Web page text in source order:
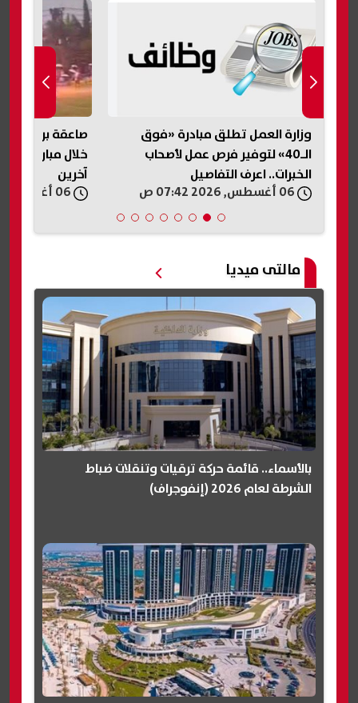
وزارة العمل تطلق مبادرة «فوق
الـ40» لتوفير فرص عمل لأصحاب
الخبرات.. اعرف التفاصيل
صاعقة برق
آخرين
مالتى ميديا
بالأسماء.. قائمة حركة ترقيات وتنقلات ضباط
الشرطة لعام 2026 (إنفوجراف)